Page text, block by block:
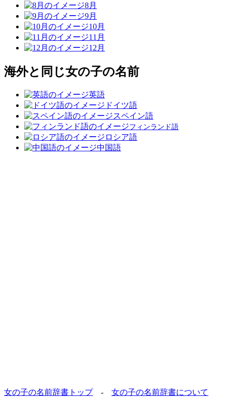
8月
9月
10月
11月
12月
海外と同じ女の子の名前
英語
ドイツ語
スペイン語
フィンランド語
ロシア語
中国語
女の子の名前辞書トップ- 女の子の名前辞書について